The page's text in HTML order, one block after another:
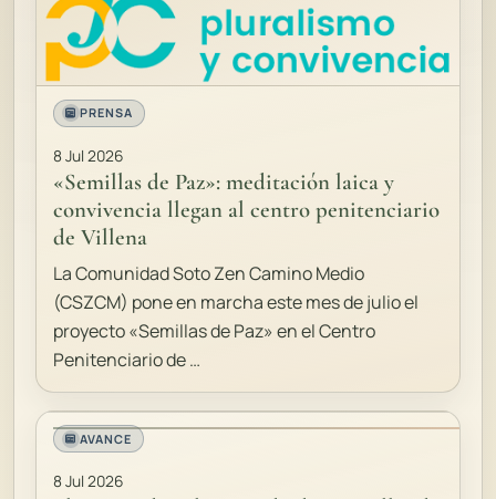
PRENSA
8 Jul 2026
«Semillas de Paz»: meditación laica y
convivencia llegan al centro penitenciario
de Villena
La Comunidad Soto Zen Camino Medio
(CSZCM) pone en marcha este mes de julio el
proyecto «Semillas de Paz» en el Centro
Penitenciario de …
AVANCE
8 Jul 2026